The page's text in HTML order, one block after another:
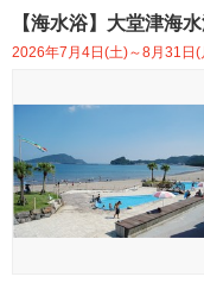
【海水浴】大堂津海
2026年7月4日(土)～8月31日(